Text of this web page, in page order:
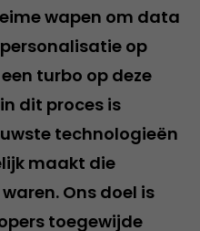
wapen om data
op
turbo op deze
dit proces is
technologieën
maakt die
Ons doel is
toegewijde